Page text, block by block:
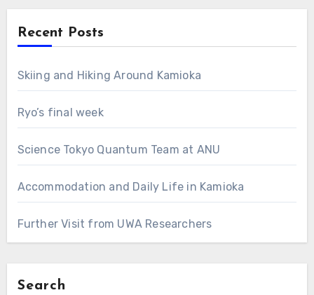
Recent Posts
Skiing and Hiking Around Kamioka
Ryo’s final week
Science Tokyo Quantum Team at ANU
Accommodation and Daily Life in Kamioka
Further Visit from UWA Researchers
Search